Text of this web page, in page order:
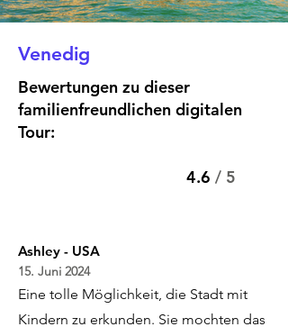
Venedig
Bewertungen zu dieser
familienfreundlichen digitalen
Tour:
4.6 / 5
Ashley - USA
15. Juni 2024
Eine tolle Möglichkeit, die Stadt mit
Kindern zu erkunden. Sie mochten das